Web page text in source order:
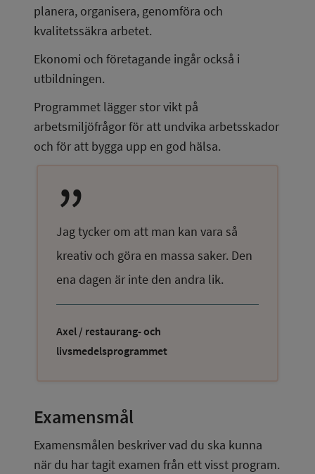
planera, organisera, genomföra och
kvalitetssäkra arbetet.
Ekonomi och företagande ingår också i
utbildningen.
Programmet lägger stor vikt på
arbetsmiljöfrågor för att undvika arbetsskador
och för att bygga upp en god hälsa.
Jag tycker om att man kan vara så
kreativ och göra en massa saker. Den
ena dagen är inte den andra lik.
Axel / restaurang- och
livsmedelsprogrammet
Examensmål
Examensmålen beskriver vad du ska kunna
när du har tagit examen från ett visst program.